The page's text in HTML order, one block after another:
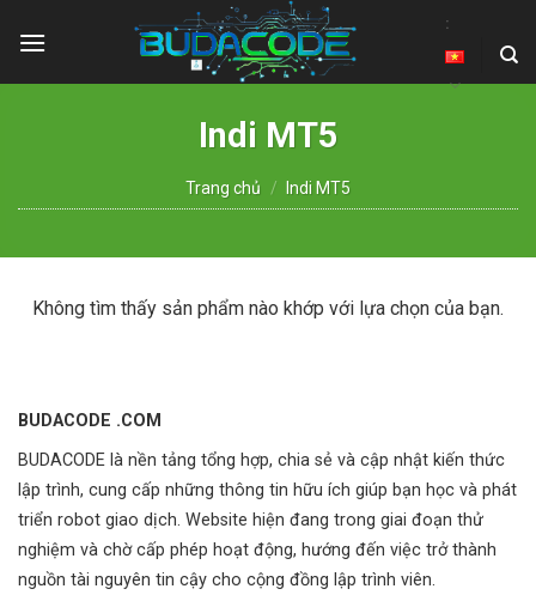
:
Indi MT5
Trang chủ / Indi MT5
Không tìm thấy sản phẩm nào khớp với lựa chọn của bạn.
BUDACODE .COM
BUDACODE là nền tảng tổng hợp, chia sẻ và cập nhật kiến thức
lập trình, cung cấp những thông tin hữu ích giúp bạn học và phát
triển robot giao dịch. Website hiện đang trong giai đoạn thử
nghiệm và chờ cấp phép hoạt động, hướng đến việc trở thành
nguồn tài nguyên tin cậy cho cộng đồng lập trình viên.